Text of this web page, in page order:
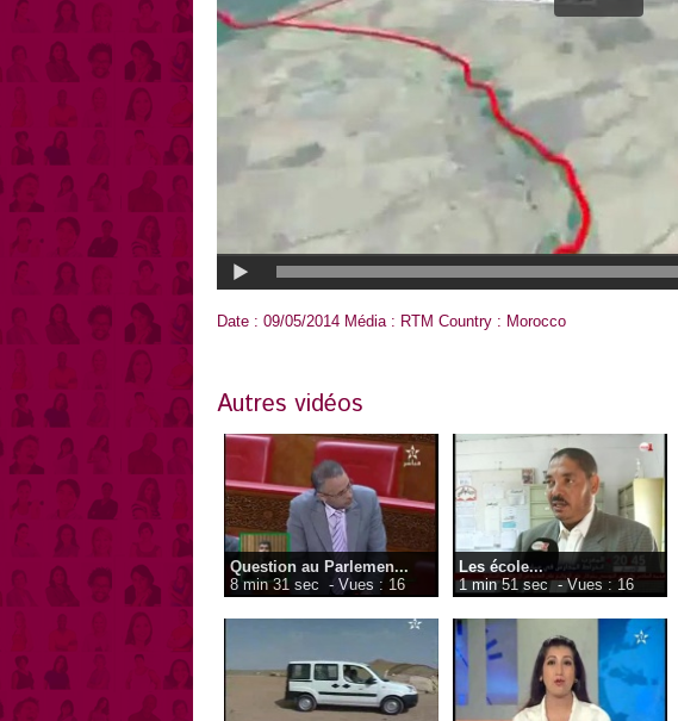
Date : 09/05/2014 Média : RTM Country : Morocco
Autres vidéos
Question au Parlemen...
8 min 31 sec - Vues : 16
Les école...
1 min 51 sec - Vues : 16